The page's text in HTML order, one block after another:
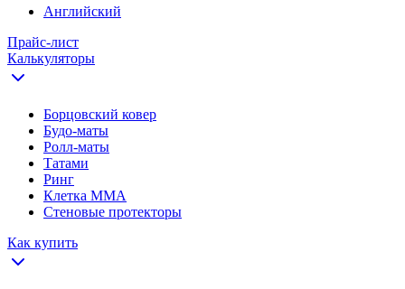
Английский
Прайс-лист
Калькуляторы
Борцовский ковер
Будо-маты
Ролл-маты
Татами
Ринг
Клетка ММА
Стеновые протекторы
Как купить